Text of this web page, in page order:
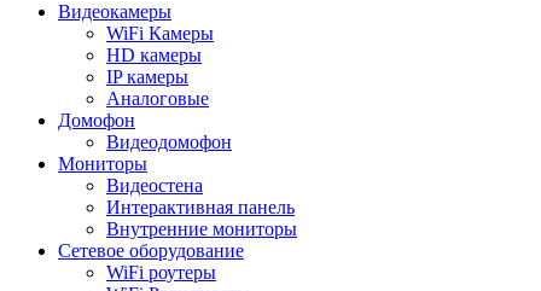
Видеокамеры
WiFi Камеры
HD камеры
IP камеры
Аналоговые
Домофон
Видеодомофон
Мониторы
Видеостена
Интерактивная панель
Внутренние мониторы
Сетевое оборудование
WiFi роутеры